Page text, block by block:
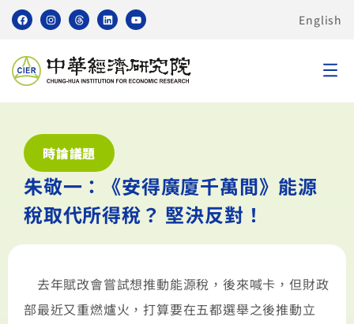
English
時論議題
朱敬一：《安得廣廈千萬間》能源
稅取代所得稅？ 堅決反對！
去年賦改會嘗試想推動能源稅，後來喊卡，但財政
部最近又重燃爐火，打算要在五都選舉之後推動立